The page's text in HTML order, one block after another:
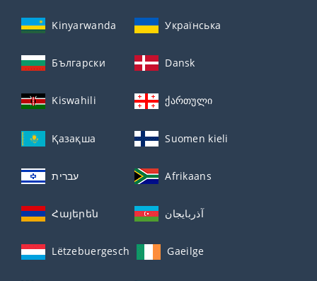
Kinyarwanda Українська
Български Dansk
Kiswahili ქართული
Қазақша Suomen kieli
עברית Afrikaans
Հայերեն آذربايجان
Lëtzebuergesch Gaeilge